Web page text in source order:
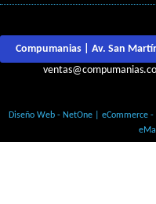
Compumanias | Av. San
Diseño Web - NetOne| eCommerce -